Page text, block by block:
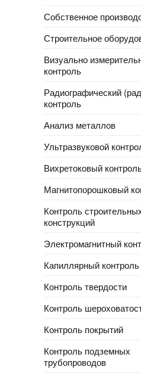
Собственное
Строительное
Визуально
контроль
Радиографический
контроль
Анализ металлов
Ультразвуковой
Вихретоковый
Магнитопорошковый
Контроль
конструкций
Электромагнитный
Капиллярный контроль
Контроль твердости
Контроль
Контроль покрытий
Контроль подземных
трубопроводов